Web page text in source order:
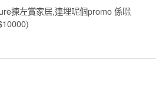
揀左賞家居,連埋呢個promo 係咪